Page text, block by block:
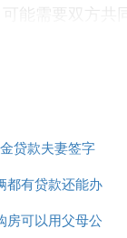
能需要双方共
过户时需办理
受公积金贷款
贷款夫妻签字
都有贷款还能办
房贷吗
房可以用父母公